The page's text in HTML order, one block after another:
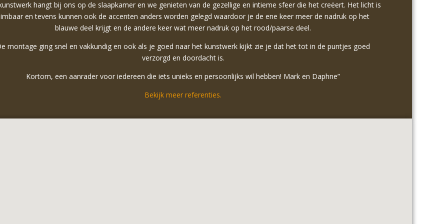
hangt bij ons op de slaapkamer en we genieten van de gezellige en intieme sfeer die het creëert. Het licht is
en tevens kunnen ook de accenten anders worden gelegd waardoor je de ene keer meer de nadruk op het
blauwe deel krijgt en de andere keer wat meer nadruk op het rood/paarse deel.
montage ging snel en vakkundig en ook als je goed naar het kunstwerk kijkt zie je dat het tot in de puntjes goed
verzorgd en doordacht is.
Kortom, een aanrader voor iedereen die iets unieks en persoonlijks wil hebben! Mark en Daphne”
Bekijk meer referenties.